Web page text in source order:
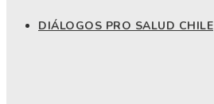
DIÁLOGOS PRO SALUD CHILE